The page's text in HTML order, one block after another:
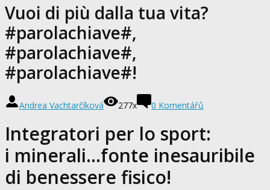
Vuoi di più dalla tua vita?
#parolachiave#,
#parolachiave#,
#parolachiave#!
Andrea Vachtarčíková 277x 0 Komentářů
Integratori per lo sport:
i minerali…fonte inesauribile
di benessere fisico!